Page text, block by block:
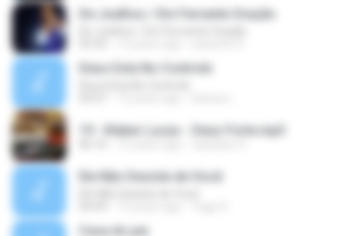
De Joelhos / Em Fervente Oração
Deus Esta No Controle
19 - Kleber Lucas - Deus Forte.mp3
Ele Não Desiste de Você
Casa do pai